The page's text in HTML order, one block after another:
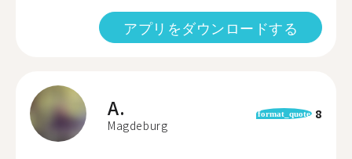
アプリをダウンロードする
A.
Magdeburg
format_quote 8